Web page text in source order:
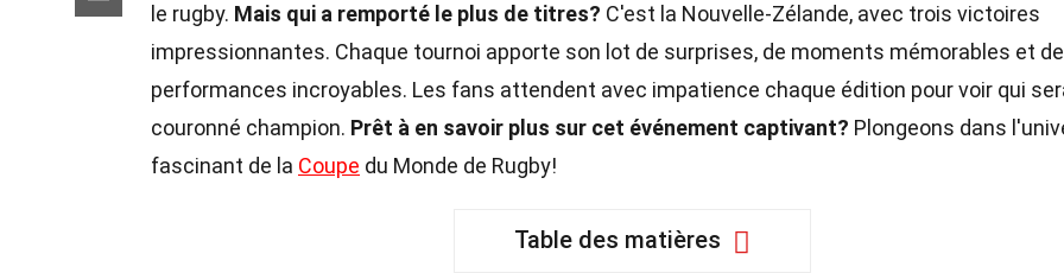
le rugby. Mais qui a remporté le plus de titres? C'est la Nouvelle-Zélande, avec trois victoires
impressionnantes. Chaque tournoi apporte son lot de surprises, de moments mémorables et de
performances incroyables. Les fans attendent avec impatience chaque édition pour voir qui
couronné champion. Prêt à en savoir plus sur cet événement captivant? Plongeons dans
fascinant de la Coupe du Monde de Rugby!
Table des matières